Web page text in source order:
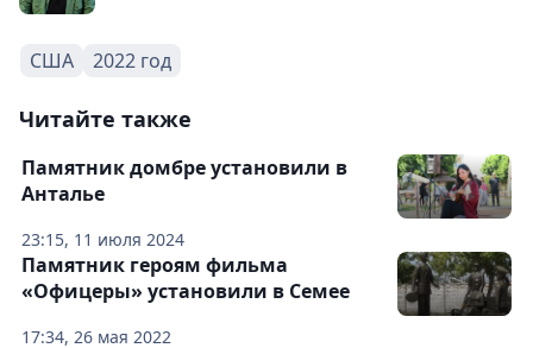
США 2022 год
Читайте также
23:15, 11 июля 2024
Памятник домбре установили в
Анталье
17:34, 26 мая 2022
Памятник героям фильма
«Офицеры» установили в Семее